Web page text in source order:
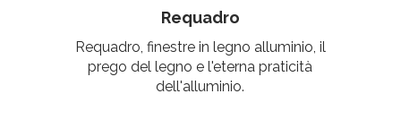
Requadro
Requadro, finestre in legno alluminio, il
prego del legno e l'eterna praticità
dell'alluminio.